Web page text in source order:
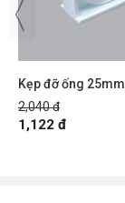
Kẹp đỡ ống
2,040 đ
1,122 đ